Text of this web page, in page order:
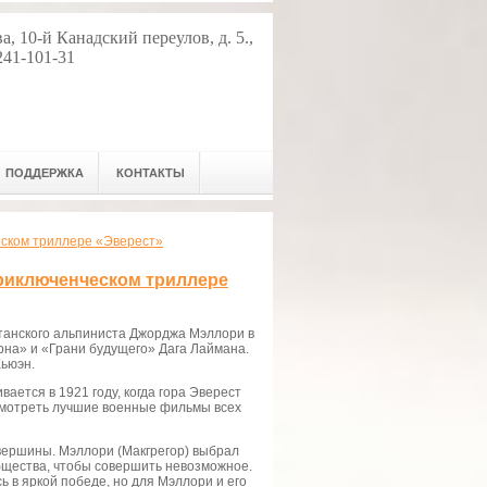
10-й Канадский переулов, д. 5.,
101-31
ПОДДЕРЖКА КОНТАКТЫ
триллере «Эверест»
триллере
альпиниста Джорджа Мэллори в
и «Грани будущего» Дага Лаймана.
в 1921 году, когда гора Эверест
лучшие военные фильмы всех
Мэллори (Макгрегор) выбрал
чтобы совершить невозможное.
в яркой победе, но для Мэллори и его